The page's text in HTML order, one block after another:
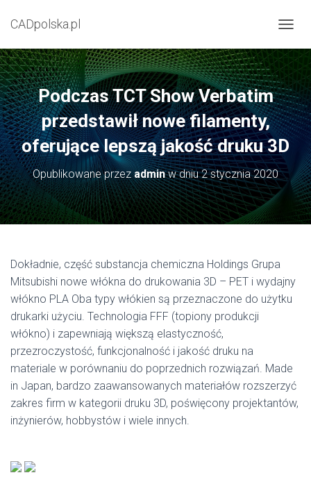
CADpolska.pl
R
Z
E
Ł
Ą
C
Z
N
A
W
I
C
Podczas TCT Show Verbatim
przedstawił nowe filamenty,
oferujące lepszą jakość druku 3D
Opublikowane przezadminw dniu2 stycznia 2020
Dokładnie, część substancja chemiczna Holdings Grupa
Mitsubishi nowe włókna do drukowania 3D – PET i wydajny
włókno PLA Oba typy włókien są przeznaczone do użytku
drukarki użyciu. Technologia FFF (topiony produkcji
włókno) i zapewniają większą elastyczność,
przezroczystość, funkcjonalność i jakość druku na
materiale w porównaniu do poprzednich rozwiązań. Made
in Japan, bardzo zaawansowanych materiałów rozszerzyć
zakres firm w kategorii druku 3D, poświęcony projektantów,
inżynierów, hobbystów i wiele innych.